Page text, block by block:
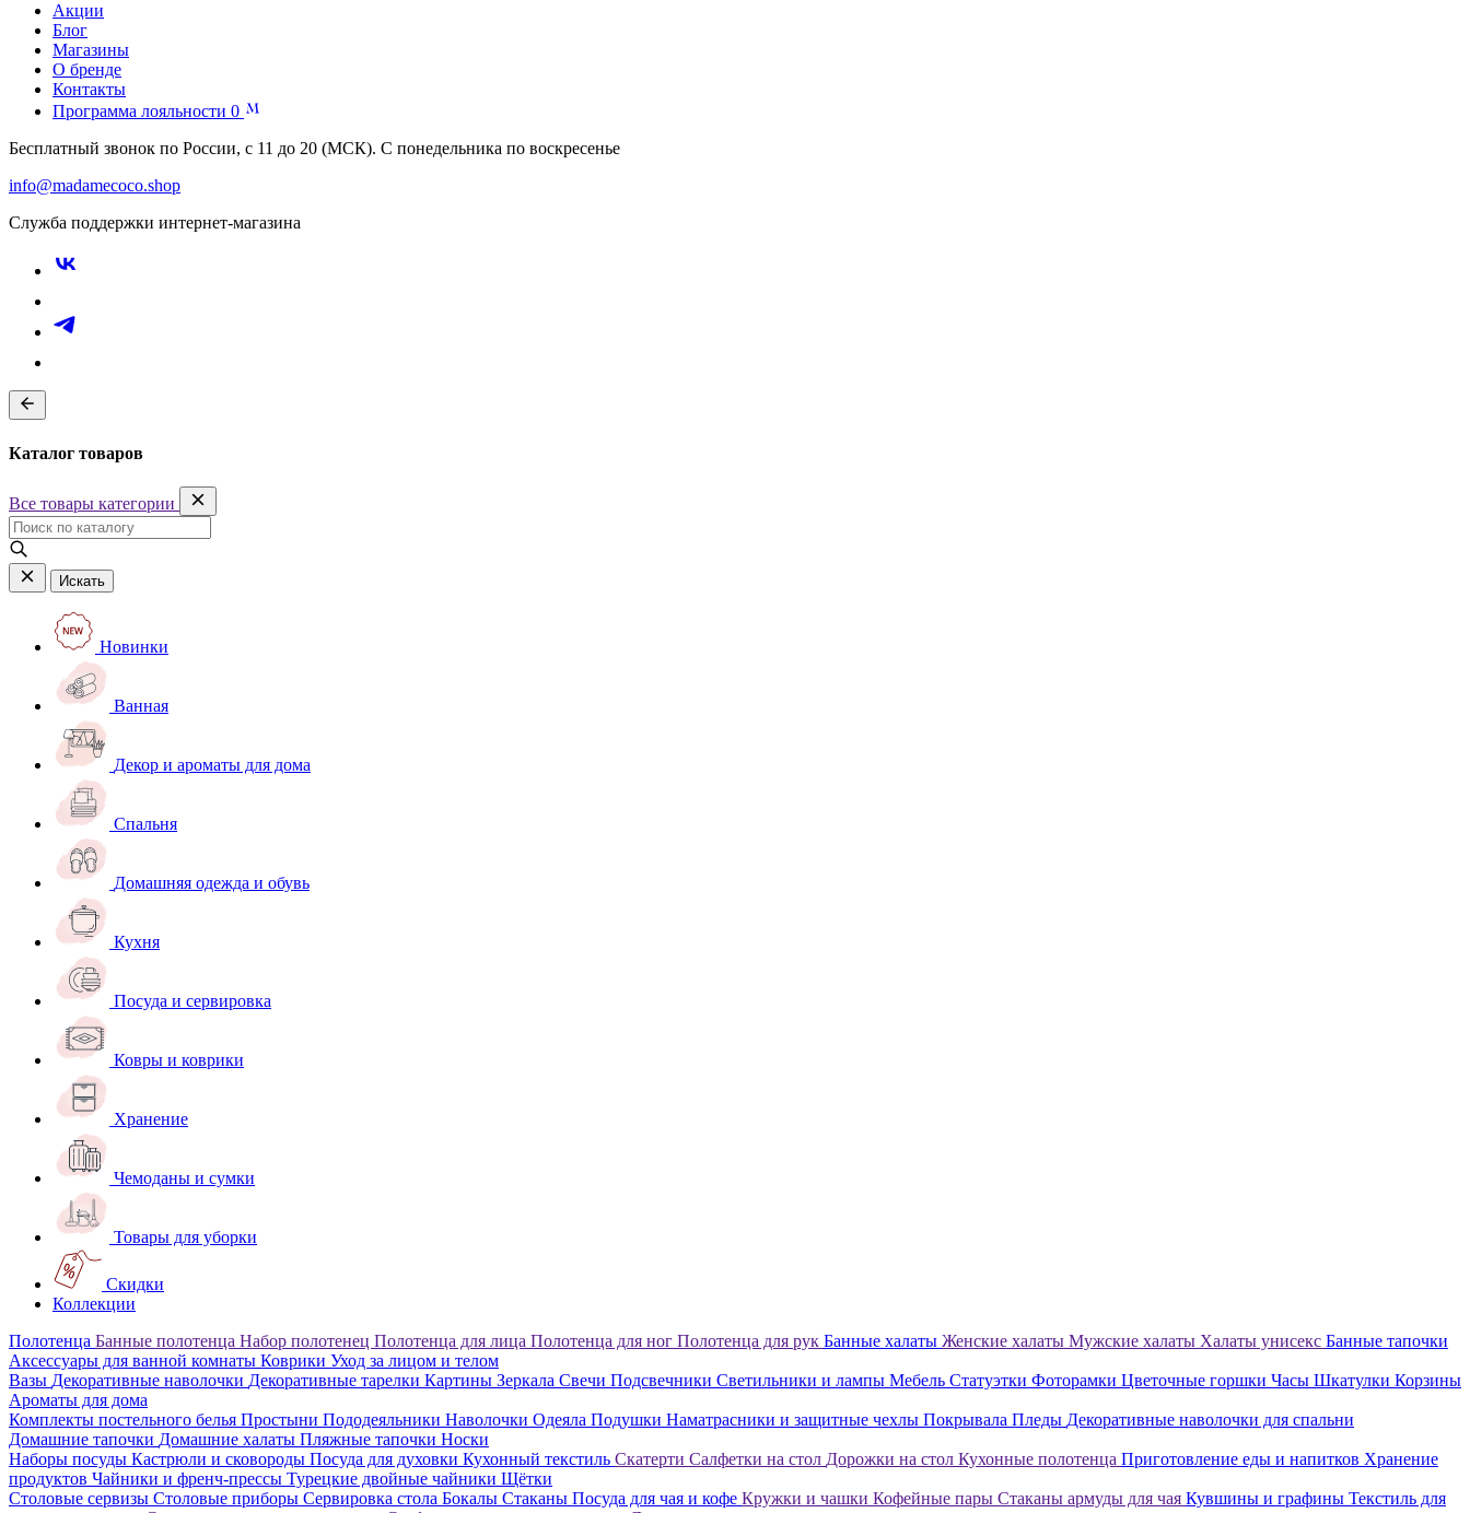
Акции
Блог
Магазины
О бренде
Контакты
Программа лояльности 0
Бесплатный звонок по России, с 11 до 20 (МСК). С понедельника по воскресенье
info@madamecoco.shop
Служба поддержки интернет-магазина
Каталог товаров
Все товары категории
Искать
Новинки
Ванная
Декор и ароматы для дома
Спальня
Домашняя одежда и обувь
Кухня
Посуда и сервировка
Ковры и коврики
Хранение
Чемоданы и сумки
Товары для уборки
Скидки
Коллекции
Полотенца Банные полотенца Набор полотенец Полотенца для лица Полотенца для ног Полотенца для рук Банные халаты Женские халаты Мужские халаты Халаты унисекс Банные тапочки
Аксессуары для ванной комнаты Коврики Уход за лицом и телом
Вазы Декоративные наволочки Декоративные тарелки Картины Зеркала Свечи Подсвечники Светильники и лампы Мебель Статуэтки Фоторамки Цветочные горшки Часы Шкатулки Корзины
Ароматы для дома
Комплекты постельного белья Простыни Пододеяльники Наволочки Одеяла Подушки Наматрасники и защитные чехлы Покрывала Пледы Декоративные наволочки для спальни
Домашние тапочки Домашние халаты Пляжные тапочки Носки
Наборы посуды Кастрюли и сковороды Посуда для духовки Кухонный текстиль Скатерти Салфетки на стол Дорожки на стол Кухонные полотенца Приготовление еды и напитков Хранение
продуктов Чайники и френч-прессы Турецкие двойные чайники Щётки
Столовые сервизы Столовые приборы Сервировка стола Бокалы Стаканы Посуда для чая и кофе Кружки и чашки Кофейные пары Стаканы армуды для чая Кувшины и графины Текстиль для